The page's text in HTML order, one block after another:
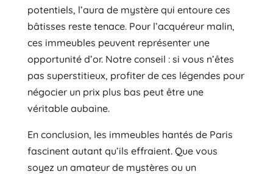
potentiels, l’aura de mystère qui entoure ces
bâtisses reste tenace. Pour l’acquéreur malin,
ces immeubles peuvent représenter une
opportunité d’or. Notre conseil : si vous n’êtes
pas superstitieux, profiter de ces légendes pour
négocier un prix plus bas peut être une
véritable aubaine.
En conclusion, les immeubles hantés de Paris
fascinent autant qu’ils effraient. Que vous
soyez un amateur de mystères ou un